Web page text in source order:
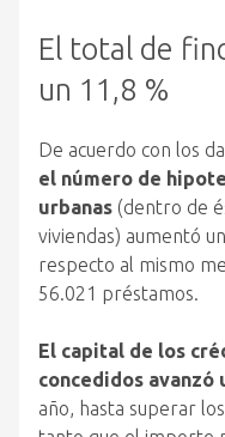
El total de
un 11,8 %
De acuerdo con los
el número de
urbanas (dentro de
viviendas) aumentó
respecto al mismo
56.021 préstamos.
El capital de los
concedidos avanzó
año, hasta superar